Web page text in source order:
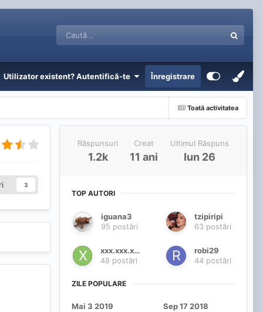
Utilizator existent? Autentifică-te Înregistrare
Toată activitatea
3
Răspunsuri
1.2k
Creat
11 ani
Ultimul Răspuns
Iun 26
TOP AUTORI
iguana3
95 postări
tzipiripi
63 postări
xxx.xxx.xxx
48 postări
robi29
44 postări
ZILE POPULARE
Mai 3 2019
Sep 17 2018